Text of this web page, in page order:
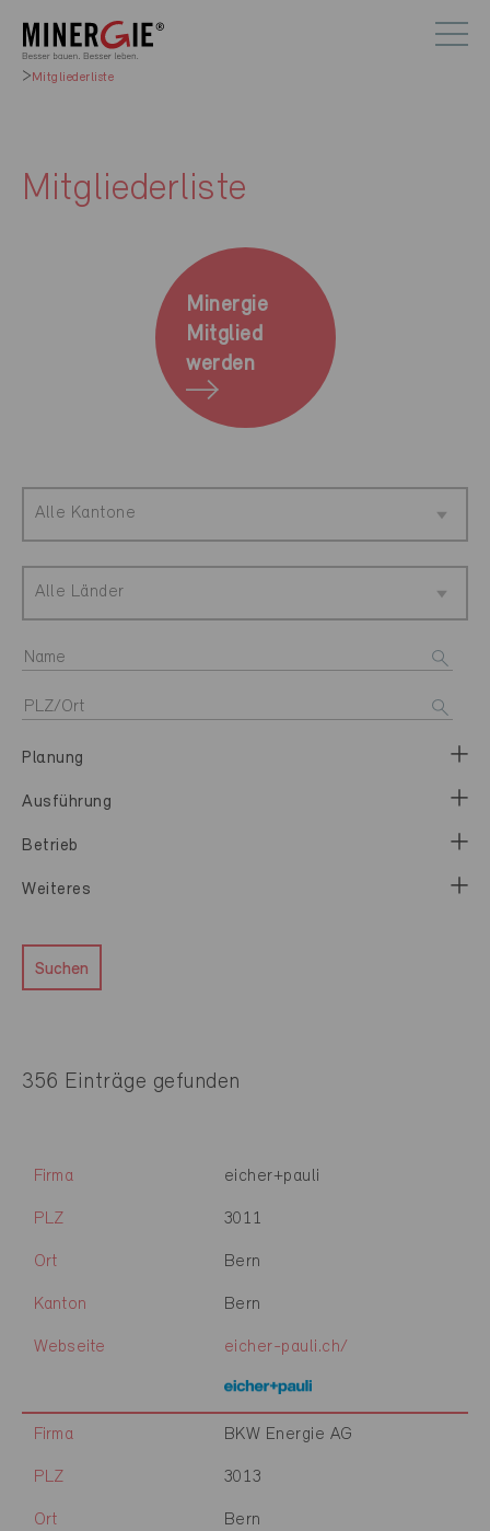
Mitgliederliste
Mitgliederliste
Minergie
Mitglied
werden
Alle Kantone
Alle Länder
Planung
Ausführung
Betrieb
Weiteres
Suchen
356 Einträge gefunden
Firma eicher+pauli
PLZ 3011
Ort Bern
Kanton Bern
Webseite eicher-pauli.ch/
Firma BKW Energie AG
PLZ 3013
Ort Bern